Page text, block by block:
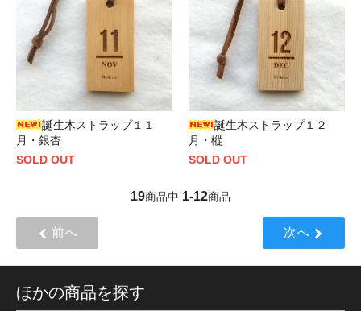
誕生木ストラップ１１
月・銀杏
SOLD OUT
誕生木ストラップ１２
月・樅
SOLD OUT
19商品中 1-12商品
前へ 次へ
ほかの商品を探す